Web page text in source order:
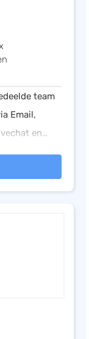
team
Email,
en
kanalen.